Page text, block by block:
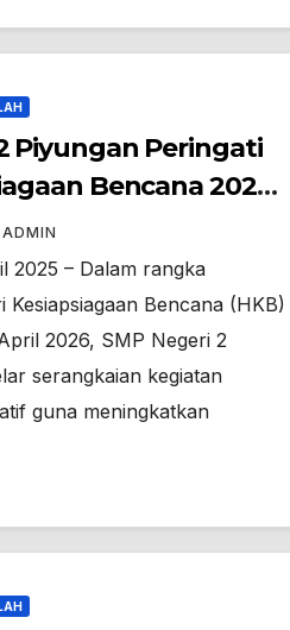
Piyungan Peringati
Bencana 2025
SPAB dan
ADMIN
2025 – Dalam rangka
Kesiapsiagaan Bencana (HKB)
2026, SMP Negeri 2
serangkaian kegiatan
guna meningkatkan